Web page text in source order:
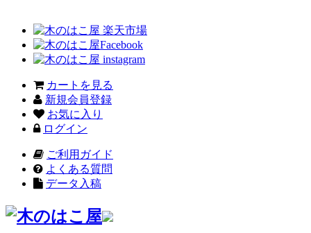
カートを見る
新規会員登録
お気に入り
ログイン
ご利用ガイド
よくある質問
データ入稿